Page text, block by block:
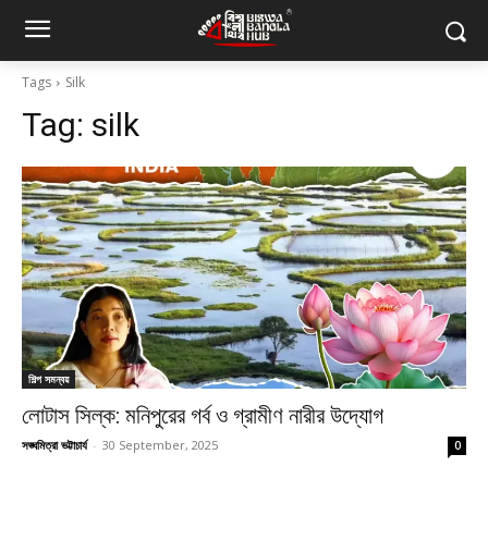
Tags Silk
Tag: silk
শিল্প সমন্বয়
লোটাস সিল্ক: মনিপুরের গর্ব ও গ্রামীণ নারীর উদ্যোগ
সঙ্ঘমিত্রা ভট্টাচার্য - 30 September, 2025 0